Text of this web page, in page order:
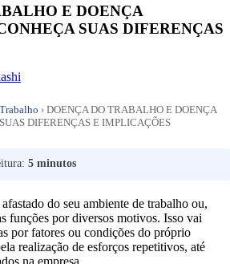
E DOENÇA
SUAS DIFERENÇAS
› DOENÇA DO TRABALHO E DOENÇA
DIFERENÇAS E IMPLICAÇÕES
5 minutos
do seu ambiente de trabalho ou,
funções por diversos motivos. Isso vai
por fatores ou condições do próprio
realização de esforços repetitivos, até